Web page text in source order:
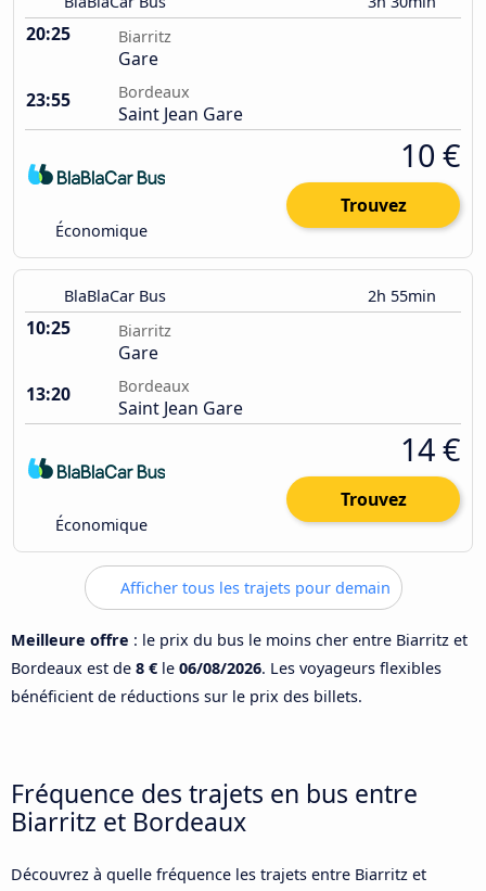
20:25 Biarritz
Gare
23:55
Bordeaux
Saint Jean Gare
Économique
10 €
Trouvez
BlaBlaCar Bus 2h 55min
10:25 Biarritz
Gare
13:20
Bordeaux
Saint Jean Gare
Économique
14 €
Trouvez
Afficher tous les trajets pour demain
Meilleure offre : le prix du bus le moins cher entre Biarritz et
Bordeaux est de 8 € le 06/08/2026. Les voyageurs flexibles
bénéficient de réductions sur le prix des billets.
Fréquence des trajets en bus entre
Biarritz et Bordeaux
Découvrez à quelle fréquence les trajets entre Biarritz et